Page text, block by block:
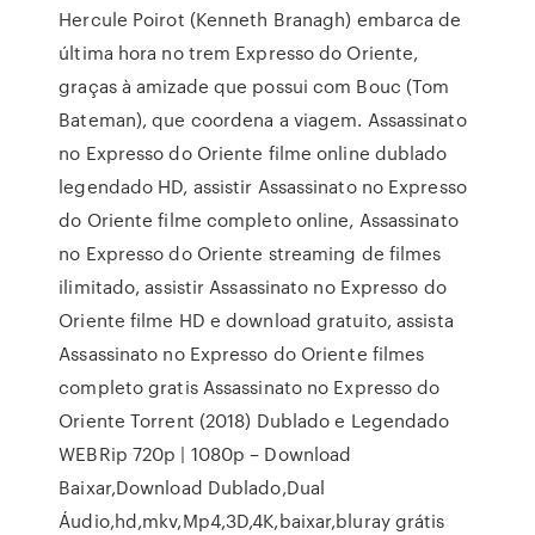
Hercule Poirot (Kenneth Branagh) embarca de
última hora no trem Expresso do Oriente,
graças à amizade que possui com Bouc (Tom
Bateman), que coordena a viagem. Assassinato
no Expresso do Oriente filme online dublado
legendado HD, assistir Assassinato no Expresso
do Oriente filme completo online, Assassinato
no Expresso do Oriente streaming de filmes
ilimitado, assistir Assassinato no Expresso do
Oriente filme HD e download gratuito, assista
Assassinato no Expresso do Oriente filmes
completo gratis Assassinato no Expresso do
Oriente Torrent (2018) Dublado e Legendado
WEBRip 720p | 1080p – Download
Baixar,Download Dublado,Dual
Áudio,hd,mkv,Mp4,3D,4K,baixar,bluray grátis